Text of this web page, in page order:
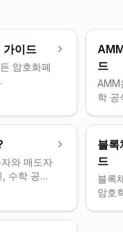
이드
암호화폐
드
AMM
학 공
와 매도자
수학 공식
블
드
블록
암호